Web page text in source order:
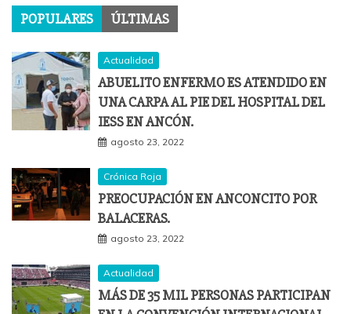
POPULARES ÚLTIMAS
Actualidad
ABUELITO ENFERMO ES ATENDIDO EN
UNA CARPA AL PIE DEL HOSPITAL DEL
IESS EN ANCÓN.
agosto 23, 2022
Crónica Roja
PREOCUPACIÓN EN ANCONCITO POR
BALACERAS.
agosto 23, 2022
Actualidad
MÁS DE 35 MIL PERSONAS PARTICIPAN